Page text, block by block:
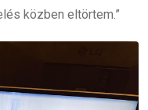
közben eltörtem.”